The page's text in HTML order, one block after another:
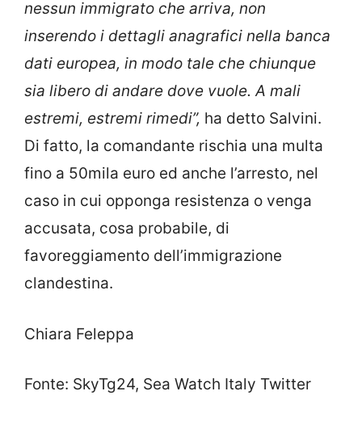
nessun immigrato che arriva, non
inserendo i dettagli anagrafici nella banca
dati europea, in modo tale che chiunque
sia libero di andare dove vuole. A mali
estremi, estremi rimedi”, ha detto Salvini.
Di fatto, la comandante rischia una multa
fino a 50mila euro ed anche l’arresto, nel
caso in cui opponga resistenza o venga
accusata, cosa probabile, di
favoreggiamento dell’immigrazione
clandestina.
Chiara Feleppa
Fonte: SkyTg24, Sea Watch Italy Twitter